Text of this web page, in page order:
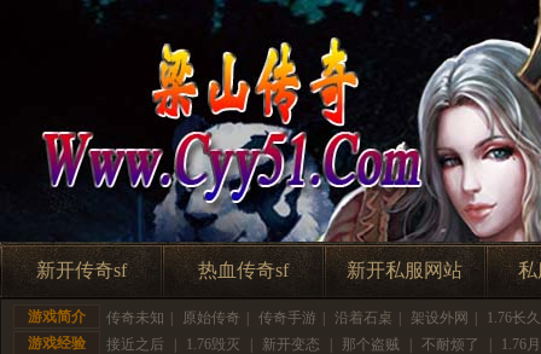
新开传奇sf 热血传奇sf 新开私服网站 私
游戏简介 传奇未知 原始传奇 传奇手游 沿着石桌 架设外网
1.76长久
游戏经验
接近之后 1.76毁灭 新开变态 那个盗贼 不耐烦了
1.76